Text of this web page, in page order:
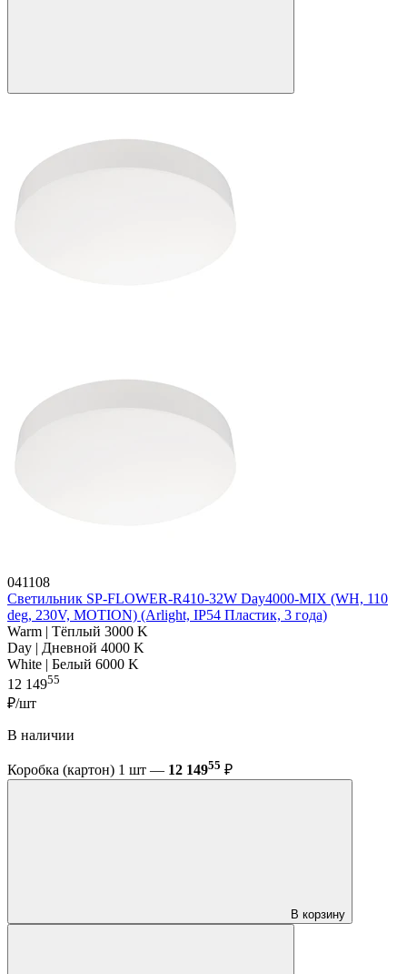
041108
Светильник SP-FLOWER-R410-32W Day4000-MIX (WH, 110
deg, 230V, MOTION) (Arlight, IP54 Пластик, 3 года)
Warm | Тёплый 3000 K
Day | Дневной 4000 K
White | Белый 6000 K
12 14955
₽/шт
В наличии
Коробка (картон) 1 шт — 12 14955 ₽
В корзину